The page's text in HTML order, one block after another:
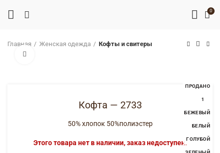
0
Главная Женская одежда Кофты и свитеры
ПРОДАНО
1
БЕЖЕВЫЙ
БЕЛЫЙ
ГОЛУБОЙ
Кофта — 2733
50% хлопок 50%полиэстер
Этого товара нет в наличии, заказ недоступен.